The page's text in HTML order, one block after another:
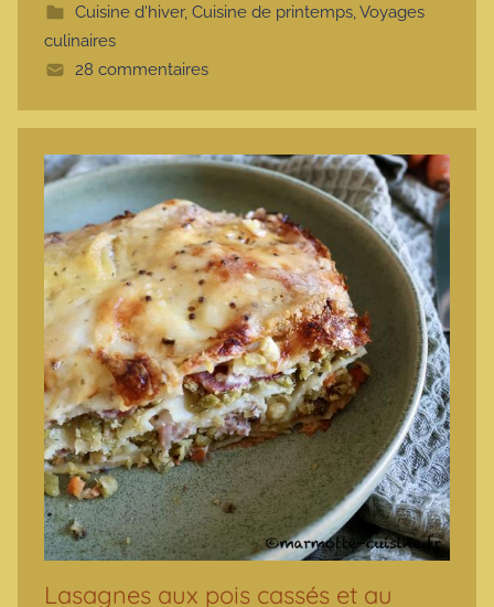
t
Cuisine d'hiver, Cuisine de printemps,Voyages
culinaires
28 commentaires
Lasagnes aux pois cassés et au